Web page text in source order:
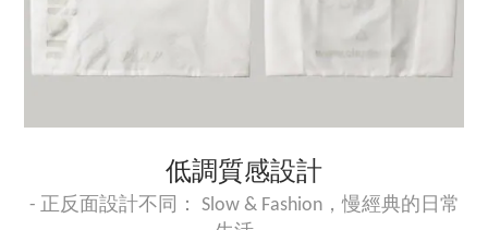
低調質感設計
- 正反面設計不同： Slow & Fashion，慢經典的日常